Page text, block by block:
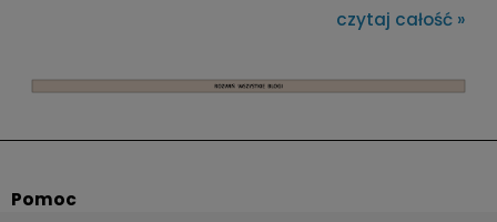
konfigurować rozmieszczenie źródeł światła bez
konieczności wykonywania dodatkowych instalacji
czytaj całość »
Pomoc